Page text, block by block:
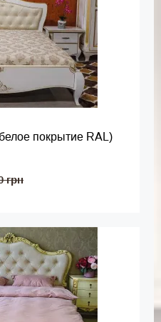
покрытие RAL)
грн